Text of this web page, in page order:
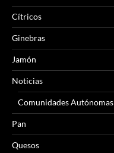
Cítricos
Ginebras
Jamón
Noticias
Comunidades Autónomas
Pan
Quesos